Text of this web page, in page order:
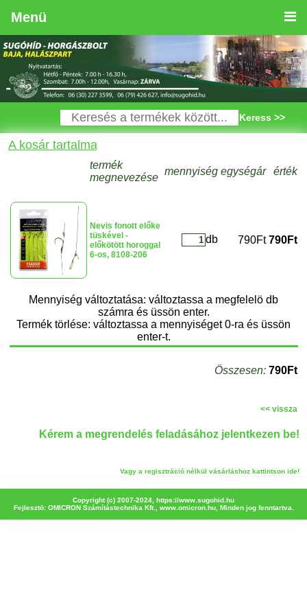
Menü
Keress >>
A kosár tartalma
termék
megnevezése
mennyiség egységár érték
Nevis fonott előke
tüskével -
előkötött horoggal
6-os, 8108-206
db 790Ft 790Ft
Mennyiség változtatása: változtassa a megfelelö db
számra és üssön enter.
Termék törlése: változtassa a mennyiséget 0-ra és üssön
enter-t.
Összesen: 790Ft
<< vissza
Kérem a megrendelés feladásához jelentkezen be!
Vagy a regisztráció nélkül vásárláshoz kattintson ide!
Copyright (c) 2007-2024, https://www.sugohid.hu
Fejlesztö: OMICRON Számítástechnika Kft., www.omicron.hu, Minden jog fenntartva.